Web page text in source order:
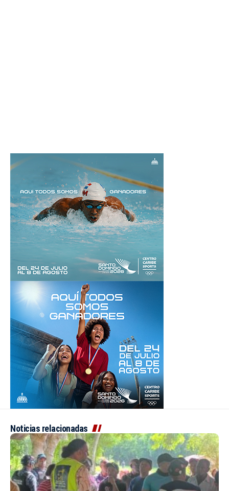
Noticias relacionadas